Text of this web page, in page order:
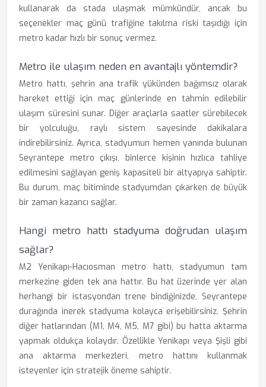
kullanarak da stada ulaşmak mümkündür, ancak bu
seçenekler maç günü trafiğine takılma riski taşıdığı için
metro kadar hızlı bir sonuç vermez.
Metro ile ulaşım neden en avantajlı yöntemdir?
Metro hattı, şehrin ana trafik yükünden bağımsız olarak
hareket ettiği için maç günlerinde en tahmin edilebilir
ulaşım süresini sunar. Diğer araçlarla saatler sürebilecek
bir yolculuğu, raylı sistem sayesinde dakikalara
indirebilirsiniz. Ayrıca, stadyumun hemen yanında bulunan
Seyrantepe metro çıkışı, binlerce kişinin hızlıca tahliye
edilmesini sağlayan geniş kapasiteli bir altyapıya sahiptir.
Bu durum, maç bitiminde stadyumdan çıkarken de büyük
bir zaman kazancı sağlar.
Hangi metro hattı stadyuma doğrudan ulaşım
sağlar?
M2 Yenikapı-Hacıosman metro hattı, stadyumun tam
merkezine giden tek ana hattır. Bu hat üzerinde yer alan
herhangi bir istasyondan trene bindiğinizde, Seyrantepe
durağında inerek stadyuma kolayca erişebilirsiniz. Şehrin
diğer hatlarından (M1, M4, M5, M7 gibi) bu hatta aktarma
yapmak oldukça kolaydır. Özellikle Yenikapı veya Şişli gibi
ana aktarma merkezleri, metro hattını kullanmak
isteyenler için stratejik öneme sahiptir.